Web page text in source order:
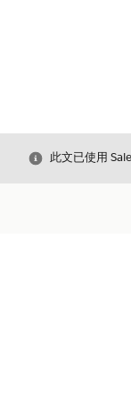
結束
此文已使用